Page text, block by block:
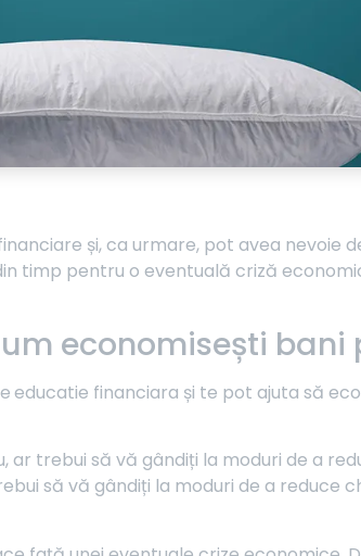
și, ca urmare, pot avea nevoie
timp pentru o eventuală criză
economisești bani
educatie financiara și te pot ajuta să
trebui să vă gândiți la moduri de a
să vă gândiți la moduri de a reduce